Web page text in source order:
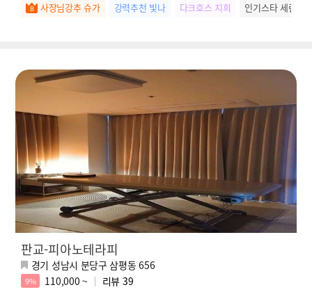
사장님강추 슈가 강력추천 빛나 다크호스 지희 인기스타 세린
판교-피아노테라피
경기 성남시 분당구 삼평동 656
9% 110,000 ~ 리뷰 39